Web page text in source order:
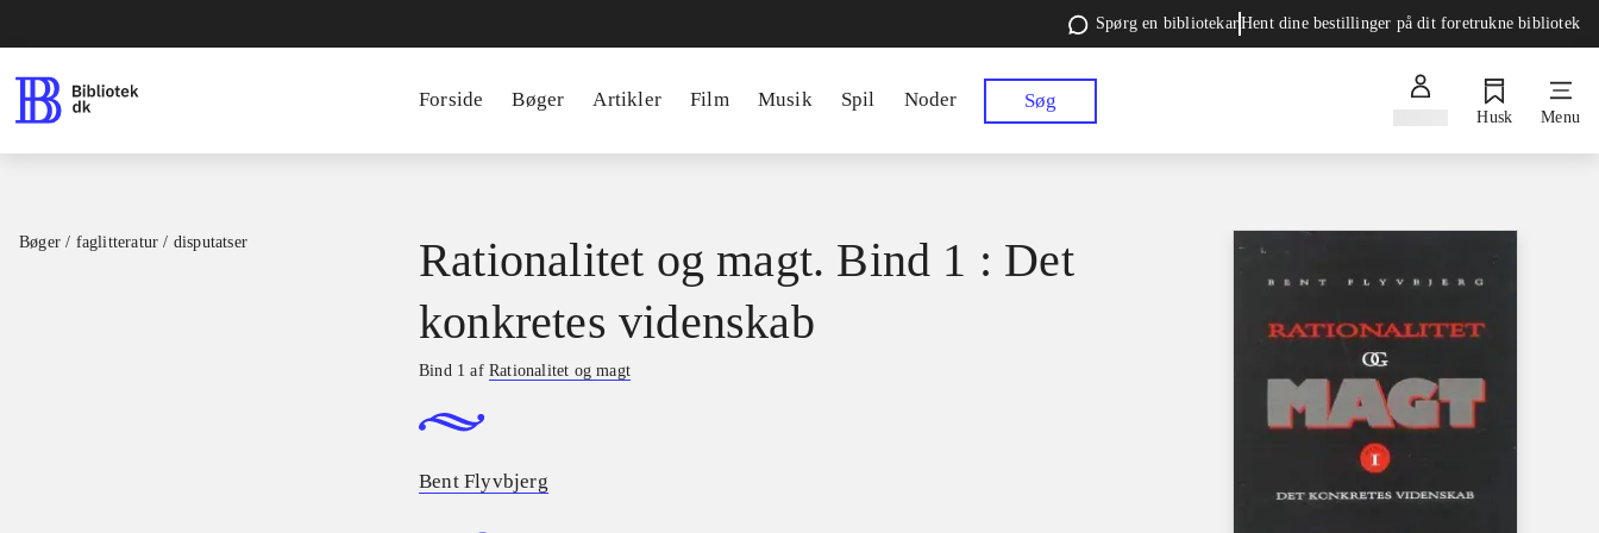
Spørg en bibliotekarHent dine bestillinger på dit foretrukne bibliotek
Forside Bøger Artikler Film Musik Spil Noder Søg
Husk Menu
Bøger / faglitteratur / disputatser
Rationalitet og magt. Bind 1 : Det
konkretes videnskab
Bind 1 afRationalitet og magt
Bent Flyvbjerg